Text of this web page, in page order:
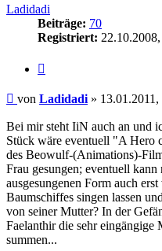
Ladidadi
Beiträge: 70
Registriert:
Beitrag
von Ladidadi »
Bei mir steht IiN auch an und
Stück wäre eventuell "A Hero
des Beowulf-(Animations)-
Frau gesungen; eventuell
ausgesungenen Form auch
Baumschiffes singen lassen
von seiner Mutter? In der
Faelanthir die sehr eingängige
summen...